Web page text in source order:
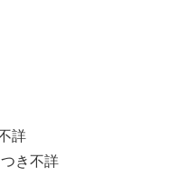
詳
き不詳